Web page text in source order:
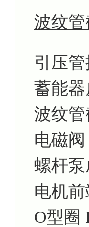
波纹管
引压
蓄能
波纹
电磁阀
螺杆
电机
O型圈